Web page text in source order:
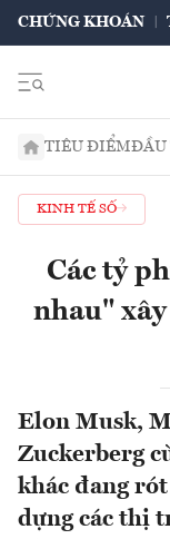
CHỨNG KHOÁN
TIÊU ĐIỂMĐẦU
KINH TẾ SỐ
Các tỷ
nhau"
Elon Musk,
Zuckerberg
khác đang
dựng các thị